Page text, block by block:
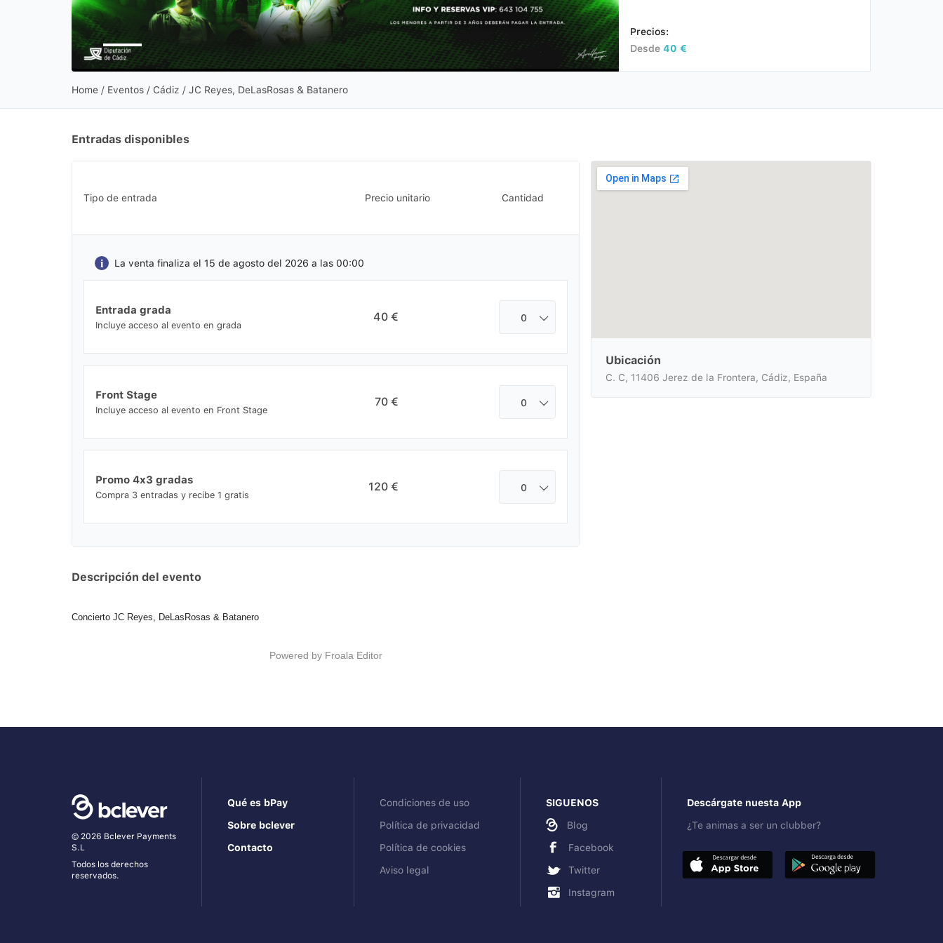
Precios:
Desde 40 €
Home / Eventos / Cádiz / JC Reyes, DeLasRosas & Batanero
Entradas disponibles
Tipo de entrada Precio unitario Cantidad
La venta finaliza el 15 de agosto del 2026 a las 00:00
Entrada grada
Incluye acceso al evento en grada
40 € 0
Front Stage
Incluye acceso al evento en Front Stage
70 € 0
Promo 4x3 gradas
Compra 3 entradas y recibe 1 gratis
120 € 0
Descripción del evento
Concierto JC Reyes, DeLasRosas & Batanero
Powered by Froala Editor
Ubicación
C. C, 11406 Jerez de la Frontera, Cádiz, España
© 2026 Bclever Payments
S.L
Todos los derechos
reservados.
Qué es bPay
Sobre bclever
Contacto
Condiciones de uso
Política de privacidad
Política de cookies
Aviso legal
SIGUENOS
Blog
Facebook
Twitter
Instagram
Descárgate nuesta App
¿Te animas a ser un clubber?